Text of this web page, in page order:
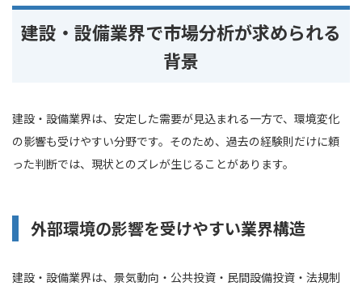
建設・設備業界で市場分析が求められる
背景
建設・設備業界は、安定した需要が見込まれる一方で、環境変化
の影響も受けやすい分野です。そのため、過去の経験則だけに頼
った判断では、現状とのズレが生じることがあります。
外部環境の影響を受けやすい業界構造
建設・設備業界は、景気動向・公共投資・民間設備投資・法規制